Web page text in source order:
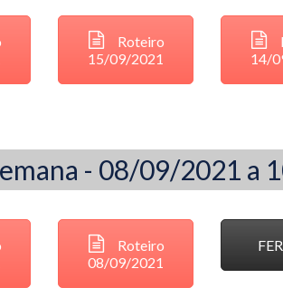
Roteiro
15/09/2021
14/
- 08/09/2021 a
Roteiro
08/09/2021